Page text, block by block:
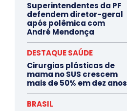
Superintendentes da PF
defendem diretor-geral
após polêmica com
André Mendonça
DESTAQUE SAÚDE
Cirurgias plásticas de
mama no SUS crescem
mais de 50% em dez anos
BRASIL